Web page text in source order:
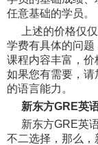
任意基础的学员。
上述的价格仅
学费有具体的问
课程内容丰富，价
如果您有需要，
的语言能力。
新东方GRE英
新东方GRE英
不二选择，那么